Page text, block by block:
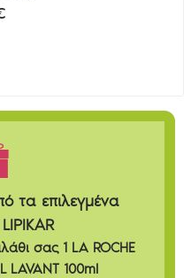
τα επιλεγμένα
σας 1 LA ROCHE
LAVANT 100ml